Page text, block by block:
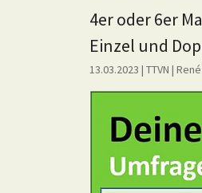
4er oder 6er
Einzel und
13.03.2023 | TTVN |